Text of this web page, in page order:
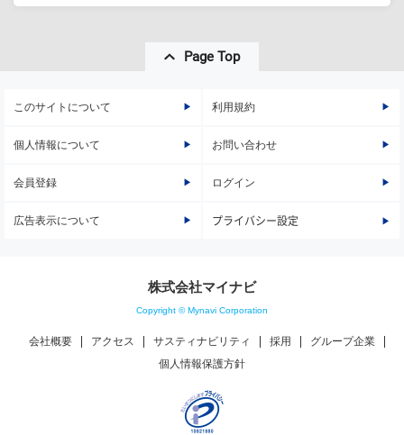
Page Top
このサイトについて 利用規約
個人情報について お問い合わせ
会員登録 ログイン
広告表示について プライバシー設定
株式会社マイナビ
Copyright © Mynavi Corporation
会社概要 アクセス サスティナビリティ 採用
グループ企業
個人情報保護方針